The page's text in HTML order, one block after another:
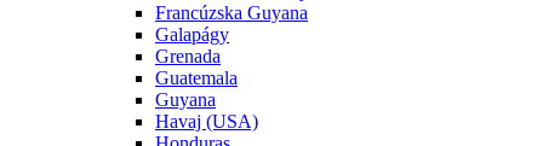
Francúzska Guyana
Galapágy
Grenada
Guatemala
Guyana
Havaj (USA)